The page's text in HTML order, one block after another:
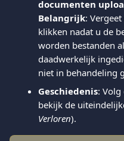
documenten
Belangrijk:
klikken nadat u de
worden bestanden
daadwerkelijk
niet in behandeling
Geschiedenis:
bekijk de
Verloren).